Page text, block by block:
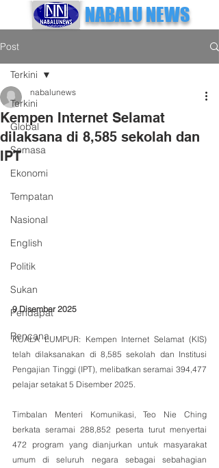
NABALU NEWS
Post
Terkini
Global
Semasa
Ekonomi
Tempatan
Nasional
English
Politik
Sukan
Pendapat
Rencana
Terkini
Kempen Internet Selamat
dilaksana di 8,585 sekolah dan
IPT
nabalunews
9 Disember 2025
KUALA LUMPUR: Kempen Internet Selamat (KIS)
telah dilaksanakan di 8,585 sekolah dan Institusi
Pengajian Tinggi (IPT), melibatkan seramai 394,477
pelajar setakat 5 Disember 2025.
Timbalan Menteri Komunikasi, Teo Nie Ching
berkata seramai 288,852 peserta turut menyertai
472 program yang dianjurkan untuk masyarakat
umum di seluruh negara sebagai sebahagian